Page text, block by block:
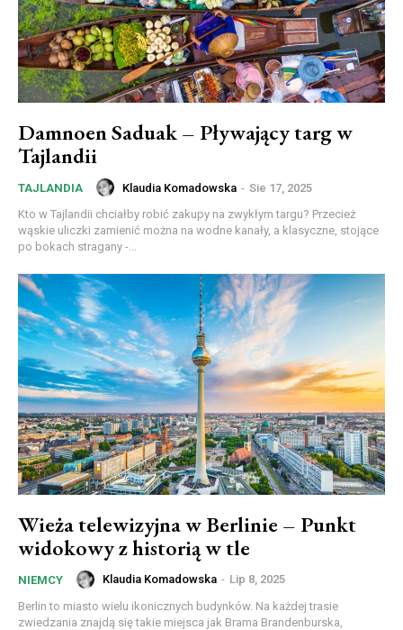
Damnoen Saduak – Pływający targ w
Tajlandii
TAJLANDIA Klaudia Komadowska - Sie 17, 2025
Kto w Tajlandii chciałby robić zakupy na zwykłym targu? Przecież
wąskie uliczki zamienić można na wodne kanały, a klasyczne, stojące
po bokach stragany -...
Wieża telewizyjna w Berlinie – Punkt
widokowy z historią w tle
NIEMCY Klaudia Komadowska - Lip 8, 2025
Berlin to miasto wielu ikonicznych budynków. Na każdej trasie
zwiedzania znajdą się takie miejsca jak Brama Brandenburska,